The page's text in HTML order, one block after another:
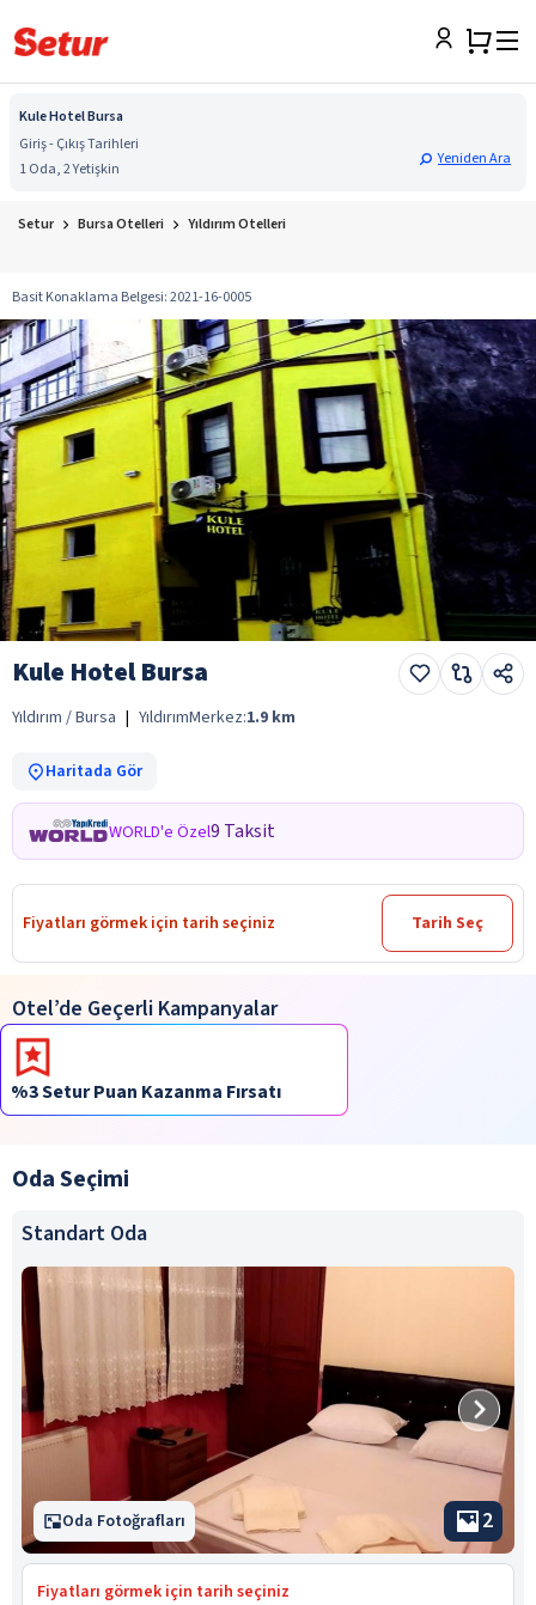
Kule Hotel Bursa
Giriş - Çıkış Tarihleri
1 Oda, 2 Yetişkin
Yeniden Ara
Setur Bursa Otelleri Yıldırım Otelleri
Basit Konaklama Belgesi:2021-16-0005
Kule Hotel Bursa
Yıldırım / Bursa | YıldırımMerkez:1.9 km
Haritada Gör
WORLD'e Özel9 Taksit
Fiyatları görmek için tarih seçiniz Tarih Seç
Otel’de Geçerli Kampanyalar
%3 Setur Puan Kazanma Fırsatı
Oda Seçimi
Standart Oda
Oda Fotoğrafları 2
Fiyatları görmek için tarih seçiniz